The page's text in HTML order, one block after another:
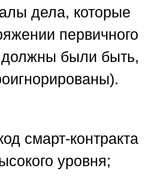
дела, которые
первичного
были быть,
смарт-контракта
уровня;